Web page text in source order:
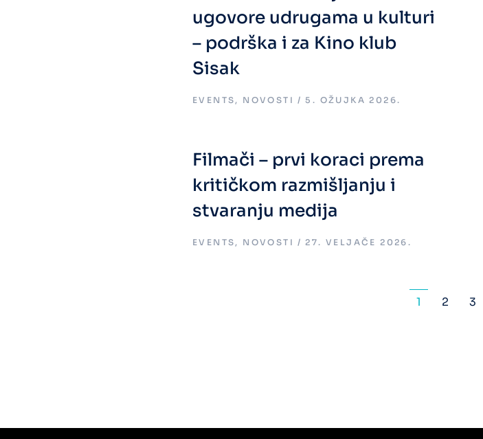
ugovore udrugama u kulturi
– podrška i za Kino klub
Sisak
EVENTS , NOVOSTI 5. OŽUJKA 2026.
Filmači – prvi koraci prema
kritičkom razmišljanju i
stvaranju medija
EVENTS , NOVOSTI 27. VELJAČE 2026.
1 2 3